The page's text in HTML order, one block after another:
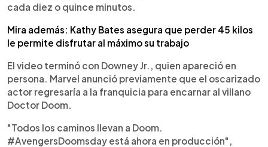
cada diez o quince minutos.
Mira además: Kathy Bates asegura que perder 45 kilos
le permite disfrutar al máximo su trabajo
El video terminó con Downey Jr., quien apareció en
persona. Marvel anunció previamente que el oscarizado
actor regresaría a la franquicia para encarnar al villano
Doctor Doom.
"Todos los caminos llevan a Doom.
#AvengersDoomsday está ahora en producción",